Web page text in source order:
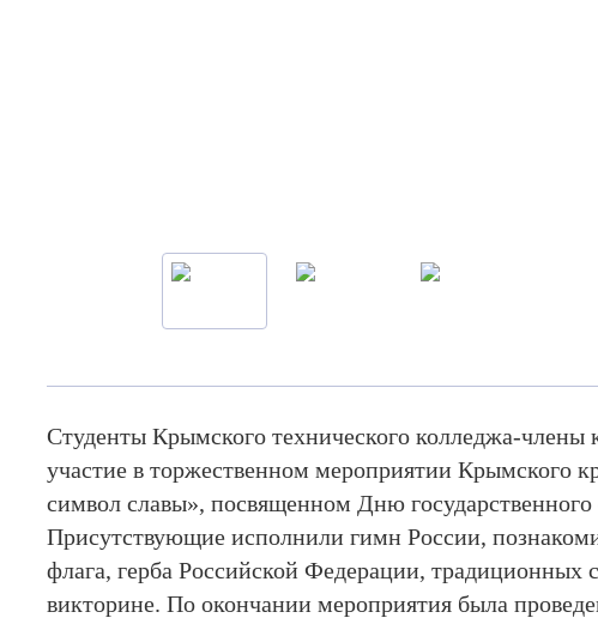
Студенты Крымского технического колледжа-
участие в торжественном мероприятии Крымского
символ славы», посвященном Дню
Присутствующие исполнили гимн России,
флага, герба Российской Федерации, традиционных
викторине. По окончании мероприятия была